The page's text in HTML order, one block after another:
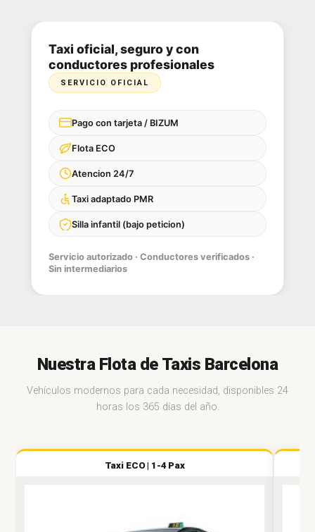
Taxi oficial, seguro y con
conductores profesionales
SERVICIO OFICIAL
Pago con tarjeta / BIZUM
Flota ECO
Atencion 24/7
Taxi adaptado PMR
Silla infantil (bajo peticion)
Servicio autorizado · Conductores verificados ·
Sin intermediarios
Nuestra Flota de Taxis Barcelona
Vehículos modernos para cada necesidad, disponibles 24
horas los 365 días del año.
Taxi ECO | 1-4 Pax